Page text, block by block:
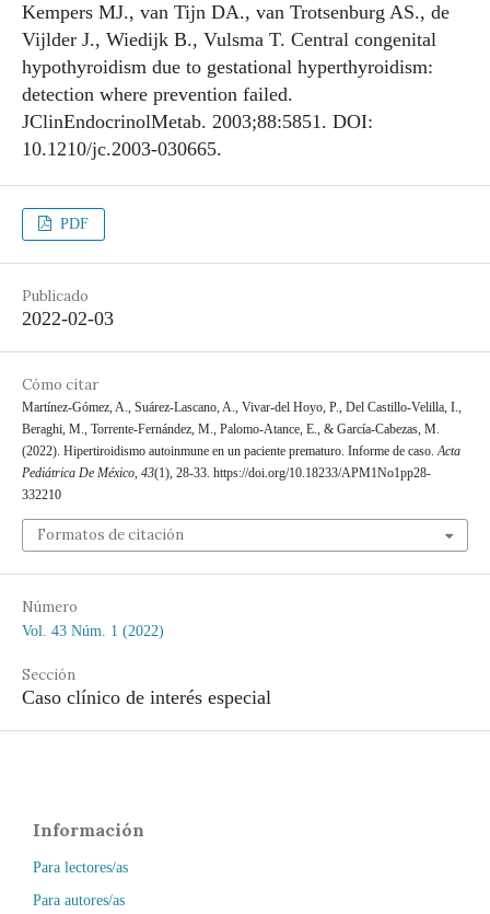
Kempers MJ., van Tijn DA., van Trotsenburg AS., de
Vijlder J., Wiedijk B., Vulsma T. Central congenital
hypothyroidism due to gestational hyperthyroidism:
detection where prevention failed.
JClinEndocrinolMetab. 2003;88:5851. DOI:
10.1210/jc.2003-030665.
PDF
Publicado
2022-02-03
Cómo citar
Martínez-Gómez, A., Suárez-Lascano, A., Vivar-del Hoyo, P., Del Castillo-Velilla, I.,
Beraghi, M., Torrente-Fernández, M., Palomo-Atance, E., & García-Cabezas, M.
(2022). Hipertiroidismo autoinmune en un paciente prematuro. Informe de caso.Acta
Pediátrica De México, 43(1), 28-33. https://doi.org/10.18233/APM1No1pp28-
332210
Formatos de citación
Número
Vol. 43 Núm. 1 (2022)
Sección
Caso clínico de interés especial
Información
Para lectores/as
Para autores/as